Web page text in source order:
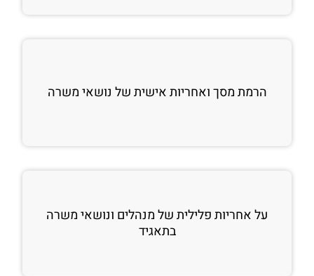
הרמת מסך ואחריות אישית של נושאי משרה
על אחריות פלילית של מנהלים ונושאי משרה
בתאגיד